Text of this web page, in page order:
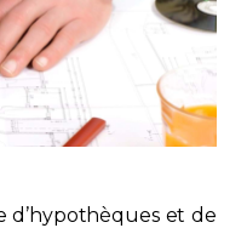
d’hypothèques et de